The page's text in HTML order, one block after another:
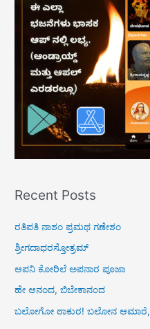
Recent Posts
ರತಿಪತಿ ನಾಶಂ ಪ್ರಮಥ ಗಣೇಶಂ
ಶ್ರೀಗದಾಧರಸ್ತೋತ್ರಮ್
ಆಪನಿ ಕೋರಿಲೆ ಅಪನಾರ ಪೂಜಾ
ಹೇ ಆನಂದ, ಬಿಬೇಕಾನಂದ
ಬಲೋಗೋ ಠಾಕುರ! ಬಲೋನ ಆಮಾರೆ,